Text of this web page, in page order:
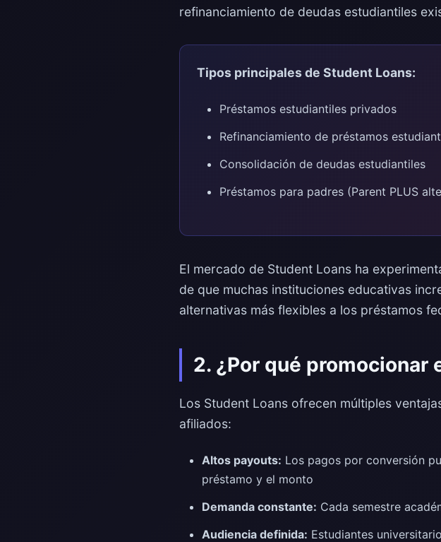
refinanciamiento de deudas estudiantiles
Tipos principales de Student Loans:
Préstamos estudiantiles privados
Refinanciamiento de préstamos
Consolidación de deudas estudiantiles
Préstamos para padres (Parent PLUS
El mercado de Student Loans ha
de que muchas instituciones educativas
alternativas más flexibles a los préstamos
2. ¿Por qué promocionar
Los Student Loans ofrecen múltiples
afiliados:
Altos payouts: Los pagos por conversión
préstamo y el monto
Demanda constante: Cada semestre
Audiencia definida: Estudiantes